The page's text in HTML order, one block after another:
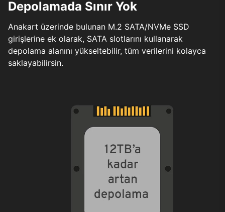
Depolamada Sınır Yok
Anakart üzerinde bulunan M.2 SATA/NVMe SSD
girişlerine ek olarak, SATA slotlarını kullanarak
depolama alanını yükseltebilir, tüm verilerini kolayca
saklayabilirsin.